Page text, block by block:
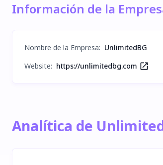
Información de la
Nombre de la Empresa: UnlimitedBG
Website: https://unlimitedbg.com
Analítica de